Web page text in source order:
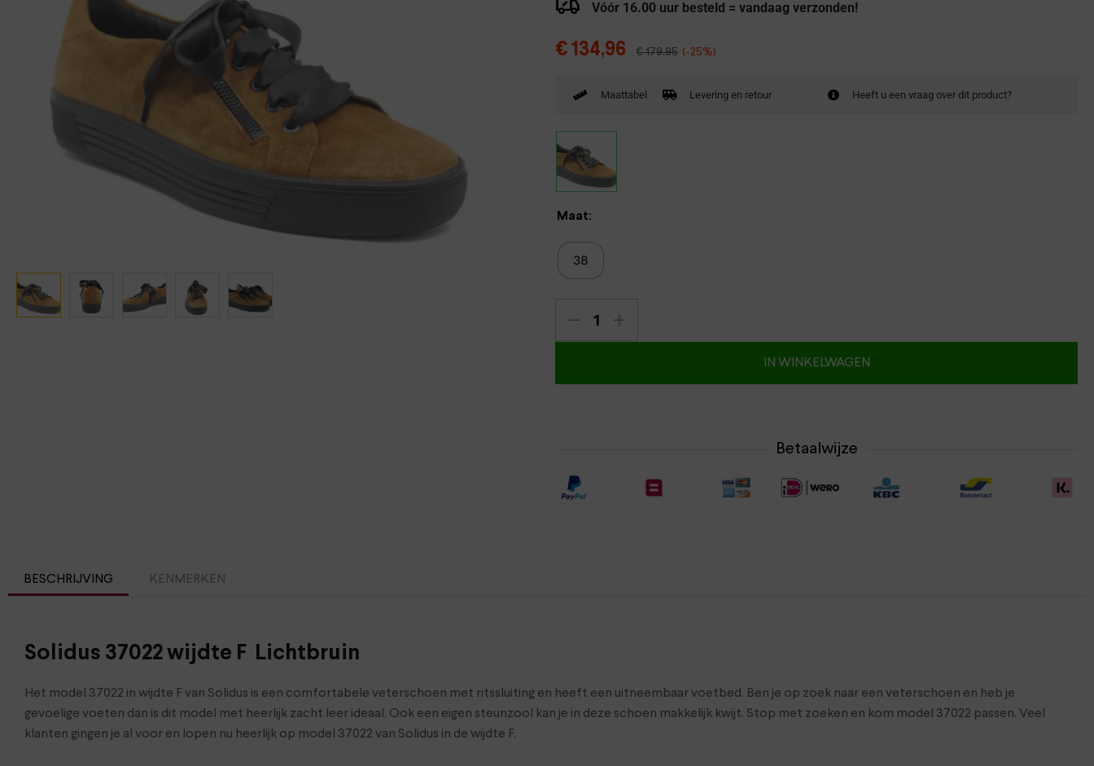
Pantoffels
Verbandschoenen (externe website)
Lowa Vóór 16.00 uur besteld = vandaag verzonden!
€ 134,96 €179,95 (-25%)
Maattabel Levering en retour Heeft u een vraag over dit product?
Maat:
38
IN WINKELWAGEN
Betaalwijze
BESCHRIJVING KENMERKEN
Solidus 37022 wijdte F Lichtbruin
Het model 37022 in wijdte F van Solidus is een comfortabele veterschoen met ritssluiting en heeft een uitneembaar voetbed. Ben je op zoek naar een veterschoen en heb je
gevoelige voeten dan is dit model met heerlijk zacht leer ideaal. Ook een eigen steunzool kan je in deze schoen makkelijk kwijt. Stop met zoeken en kom model 37022 passen. Veel
klanten gingen je al voor en lopen nu heerlijk op model 37022 van Solidus in de wijdte F.